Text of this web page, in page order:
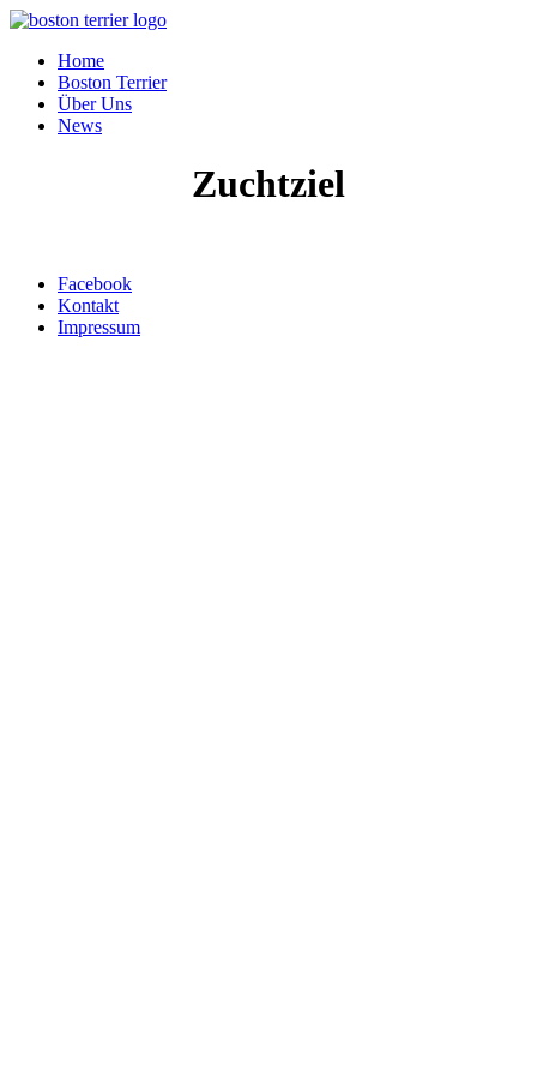
Home
Boston Terrier
Über Uns
News
Zuchtziel
Facebook
Kontakt
Impressum